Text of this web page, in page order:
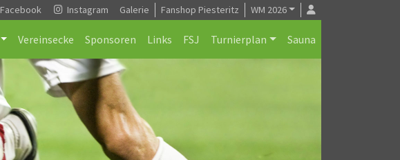
Facebook Instagram Galerie Fanshop Piesteritz WM 2026
Vereinsecke Sponsoren Links FSJ Turnierplan Sauna